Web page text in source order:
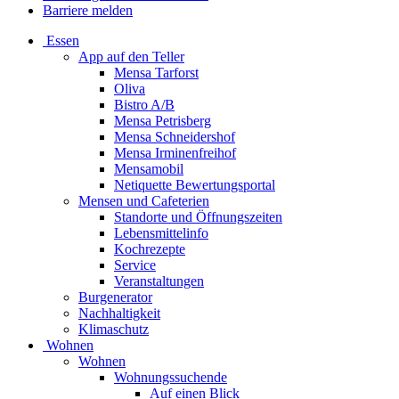
Barriere melden
Essen
App auf den Teller
Mensa Tarforst
Oliva
Bistro A/B
Mensa Petrisberg
Mensa Schneidershof
Mensa Irminenfreihof
Mensamobil
Netiquette Bewertungsportal
Mensen und Cafeterien
Standorte und Öffnungszeiten
Lebensmittelinfo
Kochrezepte
Service
Veranstaltungen
Burgenerator
Nachhaltigkeit
Klimaschutz
Wohnen
Wohnen
Wohnungssuchende
Auf einen Blick